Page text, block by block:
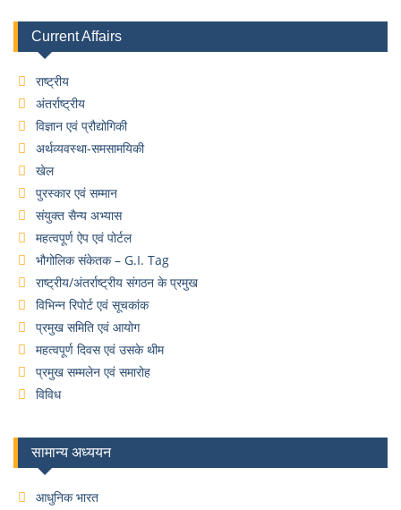
Current Affairs
राष्ट्रीय
अंतर्राष्ट्रीय
विज्ञान एवं प्रौद्योगिकी
अर्थव्यवस्था-समसामयिकी
खेल
पुरस्कार एवं सम्मान
संयुक्त सैन्य अभ्यास
महत्वपूर्ण ऐप एवं पोर्टल
भौगोलिक संकेतक – G.I. Tag
राष्ट्रीय/अंतर्राष्ट्रीय संगठन के प्रमुख
विभिन्न रिपोर्ट एवं सूचकांक
प्रमुख समिति एवं आयोग
महत्वपूर्ण दिवस एवं उसके थीम
प्रमुख सम्मलेन एवं समारोह
विविध
सामान्य अध्ययन
आधुनिक भारत